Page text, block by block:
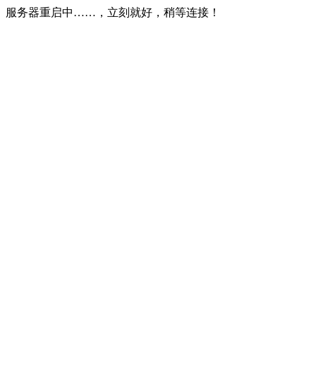
服务器重启中……，立刻就好，稍等连接！